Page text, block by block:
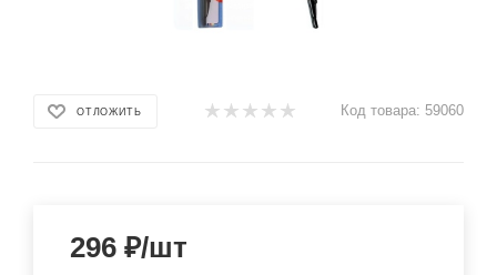
ОТЛОЖИТЬ Код товара: 59060
296 ₽/шт